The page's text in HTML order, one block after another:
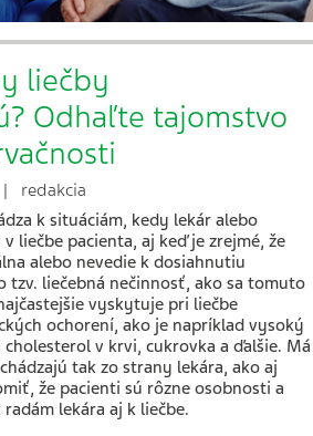
liečby
Odhaľte tajomstvo
| redakcia
k situáciám, kedy lekár alebo
liečbe pacienta, aj keď je zrejmé, že
alebo nevedie k dosiahnutiu
tzv. liečebná nečinnosť, ako sa tomuto
vyskytuje pri liečbe
ochorení, ako je napríklad vysoký
v krvi, cukrovka a ďalšie. Má
tak zo strany lekára, ako aj
že pacienti sú rôzne osobnosti a
lekára aj k liečbe.